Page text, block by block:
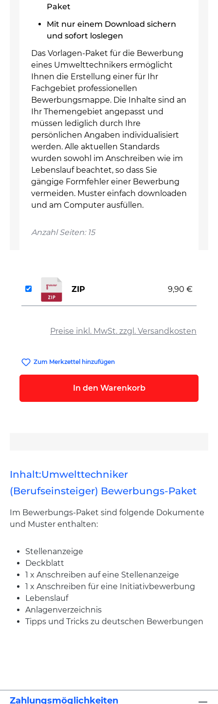
Paket
Mit nur einem Download sichern
und sofort loslegen
Das Vorlagen-Paket für die Bewerbung
eines Umwelttechnikers ermöglicht
Ihnen die Erstellung einer für Ihr
Fachgebiet professionellen
Bewerbungsmappe. Die Inhalte sind an
Ihr Themengebiet angepasst und
müssen lediglich durch Ihre
persönlichen Angaben individualisiert
werden. Alle aktuellen Standards
wurden sowohl im Anschreiben wie im
Lebenslauf beachtet, so dass Sie
gängige Formfehler einer Bewerbung
vermeiden. Muster einfach downloaden
und am Computer ausfüllen.
Anzahl Seiten: 15
Preise inkl. MwSt. zzgl. Versandkosten
ZIP 9,90 €
Zum Merkzettel hinzufügen
In den Warenkorb
Inhalt:Umwelttechniker
(Berufseinsteiger) Bewerbungs-Paket
Im Bewerbungs-Paket sind folgende Dokumente
und Muster enthalten:
Stellenanzeige
Deckblatt
1 x Anschreiben auf eine Stellenanzeige
1 x Anschreiben für eine Initiativbewerbung
Lebenslauf
Anlagenverzeichnis
Tipps und Tricks zu deutschen Bewerbungen
Zahlungsmöglichkeiten